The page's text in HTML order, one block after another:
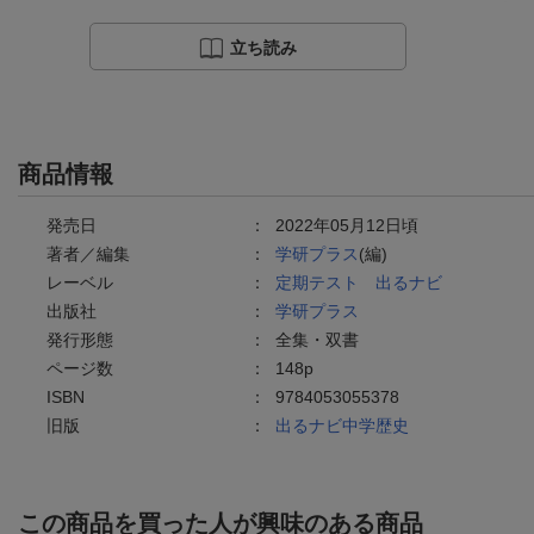
立ち読み
商品情報
発売日 ： 2022年05月12日頃
著者／編集
： 学研プラス(編)
レーベル
： 定期テスト 出るナビ
出版社
： 学研プラス
発行形態
： 全集・双書
ページ数
： 148p
ISBN
： 9784053055378
旧版
： 出るナビ中学歴史
この商品を買った人が興味のある商品